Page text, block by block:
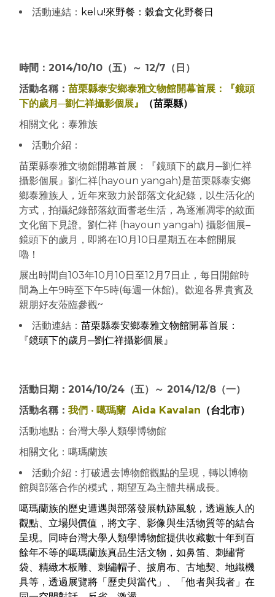
活動連結： kelu!來野餐：穀倉文化野餐日
時間：2014/10/10（五）～ 12/7（日）
活動名稱：苗栗縣泰安鄉泰雅文物館開幕首展：『鏡頭
下的歲月─劉仁祥攝影個展』
（苗栗縣）
相關文化：泰雅族
活動介紹：
苗栗縣泰雅文物館開幕首展：『鏡頭下的歲月─劉仁祥
攝影個展』劉仁祥(hayoun yangah)是苗栗縣泰安鄉
鄉泰雅族人，近年來致力於部落文化紀錄，以生活化的
方式，拍攝紀錄部落紋面耆老生活，為逐漸凋零的紋面
文化留下見證。劉仁祥 (hayoun yangah) 攝影個展–
鏡頭下的歲月，即將在10月10日星期五在本館開展
嚕！
展出時間自103年10月10日至12月7日止，每日開館時
間為上午9時至下午5時(每週一休館)。歡迎各界貴賓及
親朋好友蒞臨參觀~
活動連結：苗栗縣泰安鄉泰雅文物館開幕首展：
『鏡頭下的歲月─劉仁祥攝影個展』
活動日期：2014/10/24（五）～ 2014/12/8（一）
活動名稱：我們 ‧ 噶瑪蘭 Aida Kavalan （台北市）
活動地點：台灣大學人類學博物館
相關文化：噶瑪蘭族
活動介紹：打破過去博物館觀點的呈現，轉以博物
館與部落合作的模式，期望互為主體共構成長。
噶瑪蘭族的歷史遭遇與部落發展軌跡風貌，透過族人的
觀點、立場與價值，將文字、影像與生活物質等的結合
呈現。同時台灣大學人類學博物館提供收藏數十年到百
餘年不等的噶瑪蘭族真品生活文物，如鼻笛、刺繡背
袋、精緻木板雕、刺繡帽子、披肩布、古地契、地織機
具等，透過展覽將「歷史與當代」、「他者與我者」在